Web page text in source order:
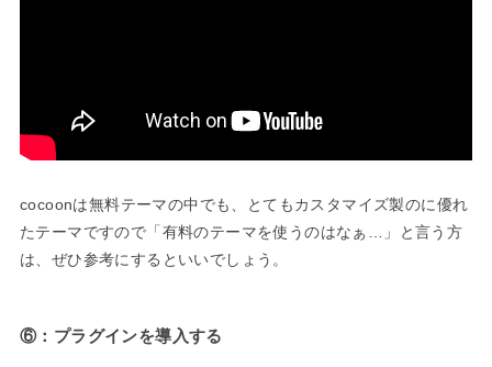
cocoonは無料テーマの中でも、とてもカスタマイズ製のに優れ
たテーマですので「有料のテーマを使うのはなぁ…」と言う方
は、ぜひ参考にするといいでしょう。
⑥：プラグインを導入する